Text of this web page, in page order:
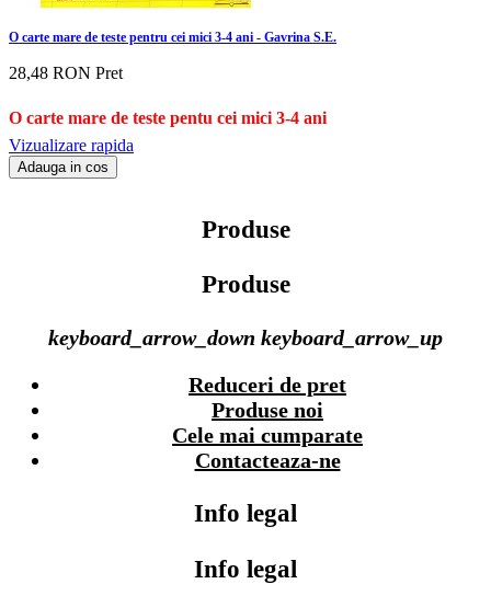
O carte mare de teste pentru cei mici 3-4 ani - Gavrina S.E.
28,48 RON Pret
O carte mare de teste pentu cei mici 3-4 ani
Vizualizare rapida
Adauga in cos
Produse
Produse
keyboard_arrow_down keyboard_arrow_up
Reduceri de pret
Produse noi
Cele mai cumparate
Contacteaza-ne
Info legal
Info legal